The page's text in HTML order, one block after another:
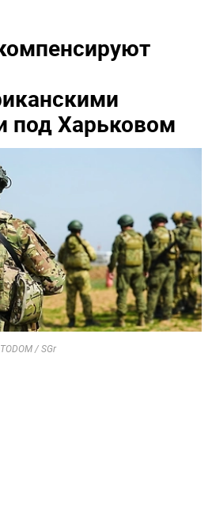
под Харьковом
/ SGr